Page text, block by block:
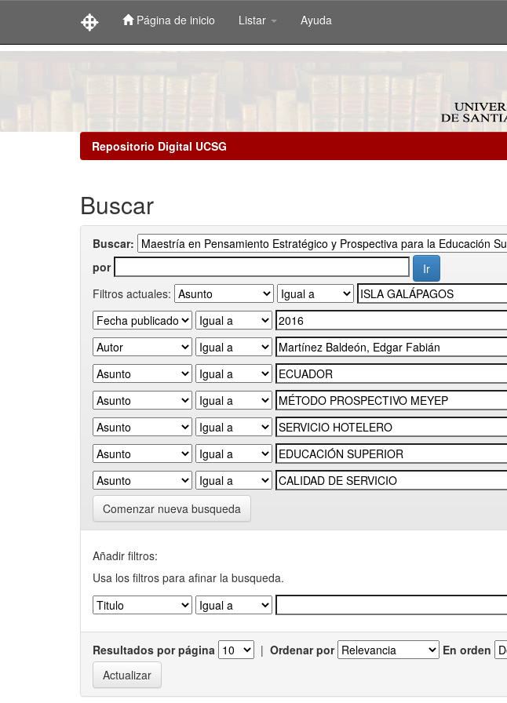
Página de inicio Listar Ayuda
Repositorio Digital UCSG
Buscar
Buscar:
por
Filtros actuales:
Comenzar nueva busqueda
Añadir filtros:
Usa los filtros para afinar la busqueda.
Resultados por página | Ordenar por En orden